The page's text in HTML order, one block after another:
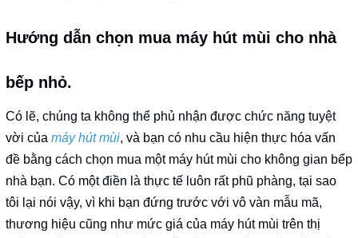
Hướng dẫn chọn mua máy hút mùi cho nhà
bếp nhỏ.
Có lẽ, chúng ta không thể phủ nhận được chức năng tuyệt
vời của máy hút mùi, và bạn có nhu cầu hiện thực hóa vấn
đề bằng cách chọn mua một máy hút mùi cho không gian bếp
nhà bạn. Có một điền là thực tế luôn rất phũ phàng, tại sao
tôi lại nói vậy, vì khi bạn đứng trước với vô vàn mẫu mã,
thương hiệu cũng như mức giá của máy hút mùi trên thị